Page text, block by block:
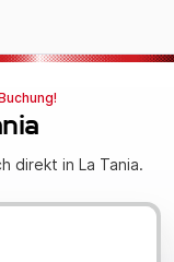
direkt in La Tania.